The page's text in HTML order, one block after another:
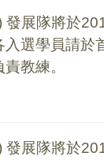
發展隊將於
入選學員請於
教練。
發展隊將於